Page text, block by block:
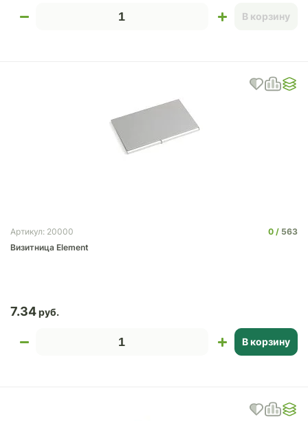
В корзину
Артикул: 20000 0
563
Визитница Element
7.34
В корзину